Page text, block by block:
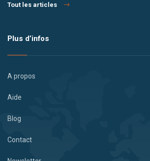
Tout les articles
Plus d’infos
A propos
Aide
Blog
Contact